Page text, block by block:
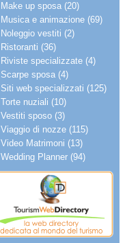
Make up sposa (20)
Musica e animazione (69)
Noleggio vestiti (2)
Ristoranti (36)
Riviste specializzate (4)
Scarpe sposa (4)
Siti web specializzati (125)
Torte nuziali (10)
Vestiti sposo (3)
Viaggio di nozze (115)
Video Matrimoni (13)
Wedding Planner (94)